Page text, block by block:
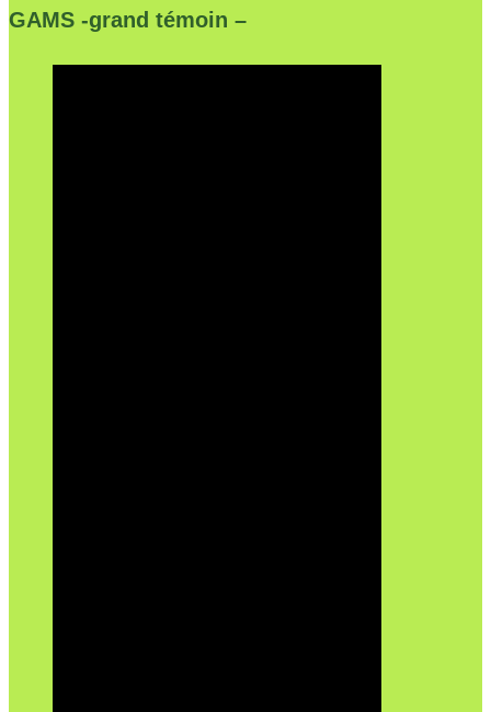
GAMS -grand témoin –